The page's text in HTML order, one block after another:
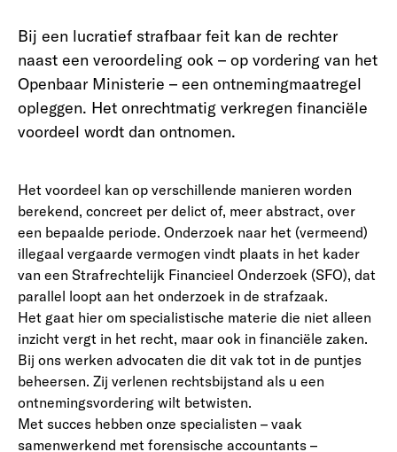
Bij een lucratief strafbaar feit kan de rechter
naast een veroordeling ook – op vordering van het
Openbaar Ministerie – een ontnemingmaatregel
opleggen. Het onrechtmatig verkregen financiële
voordeel wordt dan ontnomen.
Het voordeel kan op verschillende manieren worden
berekend, concreet per delict of, meer abstract, over
een bepaalde periode. Onderzoek naar het (vermeend)
illegaal vergaarde vermogen vindt plaats in het kader
van een Strafrechtelijk Financieel Onderzoek (SFO), dat
parallel loopt aan het onderzoek in de strafzaak.
Het gaat hier om specialistische materie die niet alleen
inzicht vergt in het recht, maar ook in financiële zaken.
Bij ons werken advocaten die dit vak tot in de puntjes
beheersen. Zij verlenen rechtsbijstand als u een
ontnemingsvordering wilt betwisten.
Met succes hebben onze specialisten – vaak
samenwerkend met forensische accountants –